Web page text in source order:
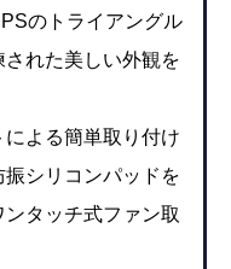
のトライアングル
れた美しい外観を
による簡単取り付け
振シリコンパッドを
タッチ式ファン取